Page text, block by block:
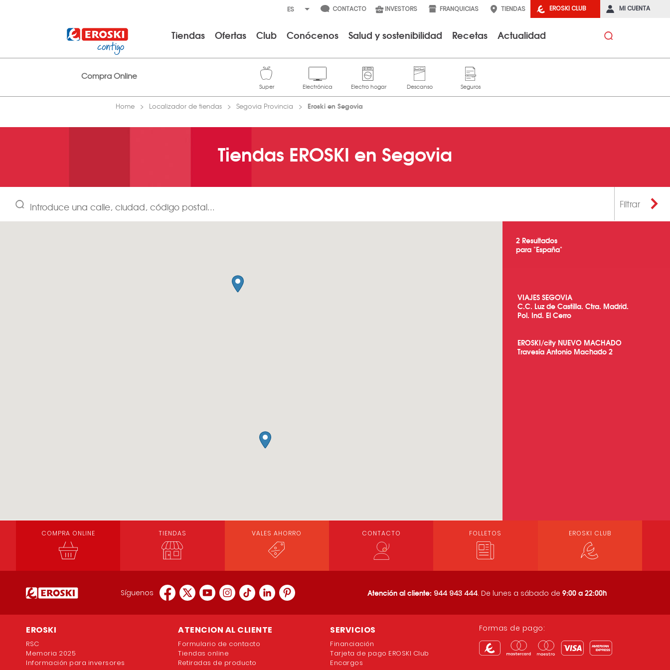
EROSKI CLUB MI CUENTA
CONTACTO INVESTORS FRANQUICIAS TIENDAS
Tiendas Ofertas Club Conócenos Salud y sostenibilidad Recetas Actualidad
Compra Online
Home Localizador de tiendas Segovia Provincia Eroski en Segovia
Tiendas EROSKI en Segovia
Introduce una calle, ciudad, código postal...
2Resultados
para "España"
VIAJES SEGOVIA
C.C. Luz de Castilla. Ctra. Madrid.
Pol. Ind. El Cerro
EROSKI/city NUEVO MACHADO
Travesía Antonio Machado 2
COMPRA ONLINE TIENDAS VALES AHORRO CONTACTO FOLLETOS EROSKI CLUB
Síguenos Atención al cliente: 944 943 444. De lunes a sábado de 9:00 a 22:00h
EROSKI
RSC
Memoria 2025
Información para inversores
ATENCION AL CLIENTE
Formulario de contacto
Tiendas online
Retiradas de producto
SERVICIOS
Financiación
Tarjeta de pago EROSKI Club
Encargos
Formas de pago: